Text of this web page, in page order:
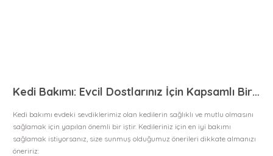
Kedi Bakımı: Evcil Dostlarınız İçin Kapsamlı Bir Rehber
Kedi bakımı evdeki sevdiklerimiz olan kedilerin sağlıklı ve mutlu olmasını
sağlamak için yapılan önemli bir iştir. Kedileriniz için en iyi bakımı
sağlamak istiyorsanız, size sunmuş olduğumuz önerileri dikkate almanızı
öneririz: